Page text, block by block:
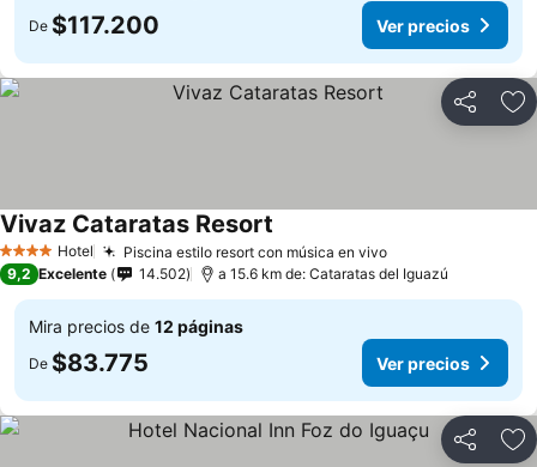
De $117.200 Ver precios
Compartir
4 EstrellasHotel Piscina estilo resort con música en vivo
Vivaz Cataratas Resort
9,2 Excelente 14.502 a 15.6 km de: Cataratas del Iguazú
Mira precios de 12 páginas
De $83.775 Ver precios
Compartir